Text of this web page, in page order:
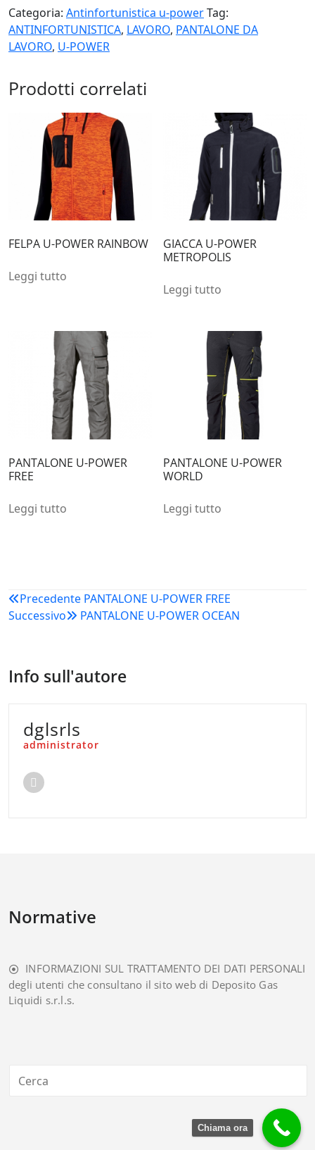
Categoria: Antinfortunistica u-powerTag:
ANTINFORTUNISTICA, LAVORO, PANTALONE DA
LAVORO, U-POWER
Prodotti correlati
FELPA U-POWER RAINBOW
Leggi tutto
GIACCA U-POWER
METROPOLIS
Leggi tutto
PANTALONE U-POWER
FREE
Leggi tutto
PANTALONE U-POWER
WORLD
Leggi tutto
Navigazione
articoli
Precedente PANTALONE U-POWER FREE
Successivo
PANTALONE U-POWER OCEAN
Info sull'autore
dglsrls
administrator
Normative
INFORMAZIONI SUL TRATTAMENTO DEI DATI PERSONALI
degli utenti che consultano il sito web di Deposito Gas
Liquidi s.r.l.s.
Chiama ora